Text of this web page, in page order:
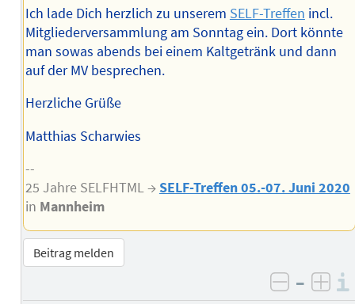
Ich lade Dich herzlich zu unserem SELF-Treffen incl.
Mitgliederversammlung am Sonntag ein. Dort könnte
man sowas abends bei einem Kaltgetränk und dann
auf der MV besprechen.
Herzliche Grüße
Matthias Scharwies
--
25 Jahre SELFHTML →SELF-Treffen 05.-07. Juni 2020
in Mannheim
Beitrag melden
negativ
–